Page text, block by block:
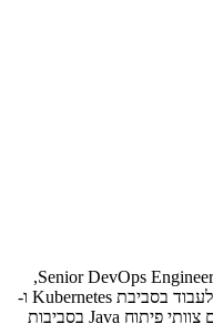
הזדמנות מעולה להוביל תשתיות קריטיות, לעבוד בסביבת Kubernetes ו-
CI/CD מתקדמת, ולשתף פעולה בצמוד עם צוותי פיתוח Java בסביבות